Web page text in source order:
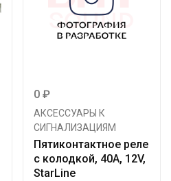
0 ₽
АКСЕССУАРЫ К
СИГНАЛИЗАЦИЯМ
Пятиконтактное реле
с колодкой, 40А, 12V,
StarLine